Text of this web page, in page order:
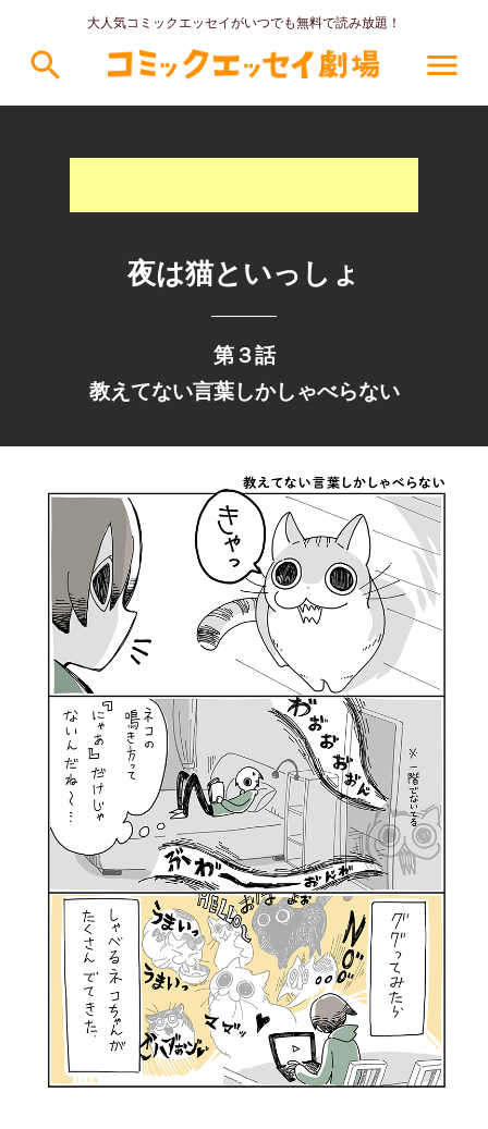
大人気コミックエッセイがいつでも無料で読み放題！
search menu
夜は猫といっしょ
第３話
教えてない言葉しかしゃべらない